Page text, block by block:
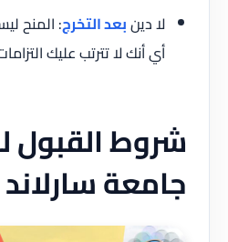
لا دينبعد التخرج: المنح
أي أنك لا تترتب عليك
شروط القبول
جامعة سارلاند